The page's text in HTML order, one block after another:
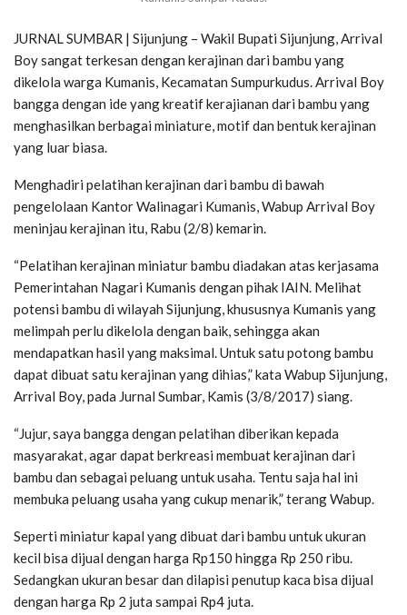
JURNAL SUMBAR | Sijunjung – Wakil Bupati Sijunjung, Arrival
Boy sangat terkesan dengan kerajinan dari bambu yang
dikelola warga Kumanis, Kecamatan Sumpurkudus. Arrival Boy
bangga dengan ide yang kreatif kerajianan dari bambu yang
menghasilkan berbagai miniature, motif dan bentuk kerajinan
yang luar biasa.
Menghadiri pelatihan kerajinan dari bambu di bawah
pengelolaan Kantor Walinagari Kumanis, Wabup Arrival Boy
meninjau kerajinan itu, Rabu (2/8) kemarin.
“Pelatihan kerajinan miniatur bambu diadakan atas kerjasama
Pemerintahan Nagari Kumanis dengan pihak IAIN. Melihat
potensi bambu di wilayah Sijunjung, khususnya Kumanis yang
melimpah perlu dikelola dengan baik, sehingga akan
mendapatkan hasil yang maksimal. Untuk satu potong bambu
dapat dibuat satu kerajinan yang dihias,” kata Wabup Sijunjung,
Arrival Boy, pada Jurnal Sumbar, Kamis (3/8/2017) siang.
“Jujur, saya bangga dengan pelatihan diberikan kepada
masyarakat, agar dapat berkreasi membuat kerajinan dari
bambu dan sebagai peluang untuk usaha. Tentu saja hal ini
membuka peluang usaha yang cukup menarik,” terang Wabup.
Seperti miniatur kapal yang dibuat dari bambu untuk ukuran
kecil bisa dijual dengan harga Rp150 hingga Rp 250 ribu.
Sedangkan ukuran besar dan dilapisi penutup kaca bisa dijual
dengan harga Rp 2 juta sampai Rp4 juta.